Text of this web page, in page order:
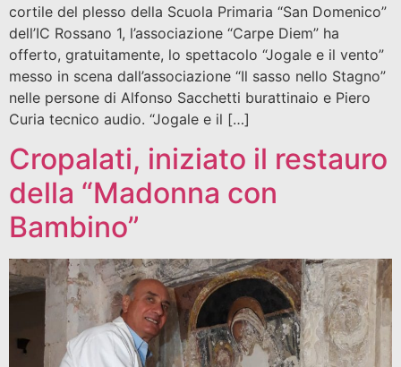
cortile del plesso della Scuola Primaria “San Domenico”
dell’IC Rossano 1, l’associazione “Carpe Diem” ha
offerto, gratuitamente, lo spettacolo “Jogale e il vento”
messo in scena dall’associazione “Il sasso nello Stagno”
nelle persone di Alfonso Sacchetti burattinaio e Piero
Curia tecnico audio. “Jogale e il […]
Cropalati, iniziato il restauro
della “Madonna con
Bambino”